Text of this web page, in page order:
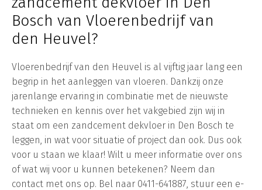
Bosch van Vloerenbedrijf van
den Heuvel?
Vloerenbedrijf van den Heuvel is al vijftig jaar lang een
begrip in het aanleggen van vloeren. Dankzij onze
jarenlange ervaring in combinatie met de nieuwste
technieken en kennis over het vakgebied zijn wij in
staat om een zandcement dekvloer in Den Bosch te
leggen, in wat voor situatie of project dan ook. Dus ook
voor u staan we klaar! Wilt u meer informatie over ons
of wat wij voor u kunnen betekenen? Neem dan
contact met ons op. Bel naar 0411-641887, stuur een e-